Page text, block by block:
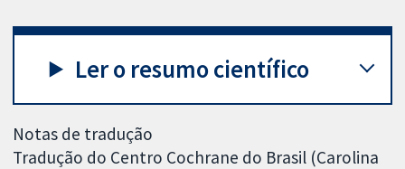
Ler o resumo científico
Notas de tradução
Tradução do Centro Cochrane do Brasil (Carolina